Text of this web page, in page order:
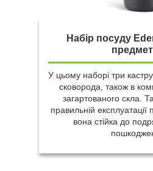
Набір посуду
У цьому наборі три
сковорода, також в
загартованого скла.
правильній експлуатації
вона стійка до